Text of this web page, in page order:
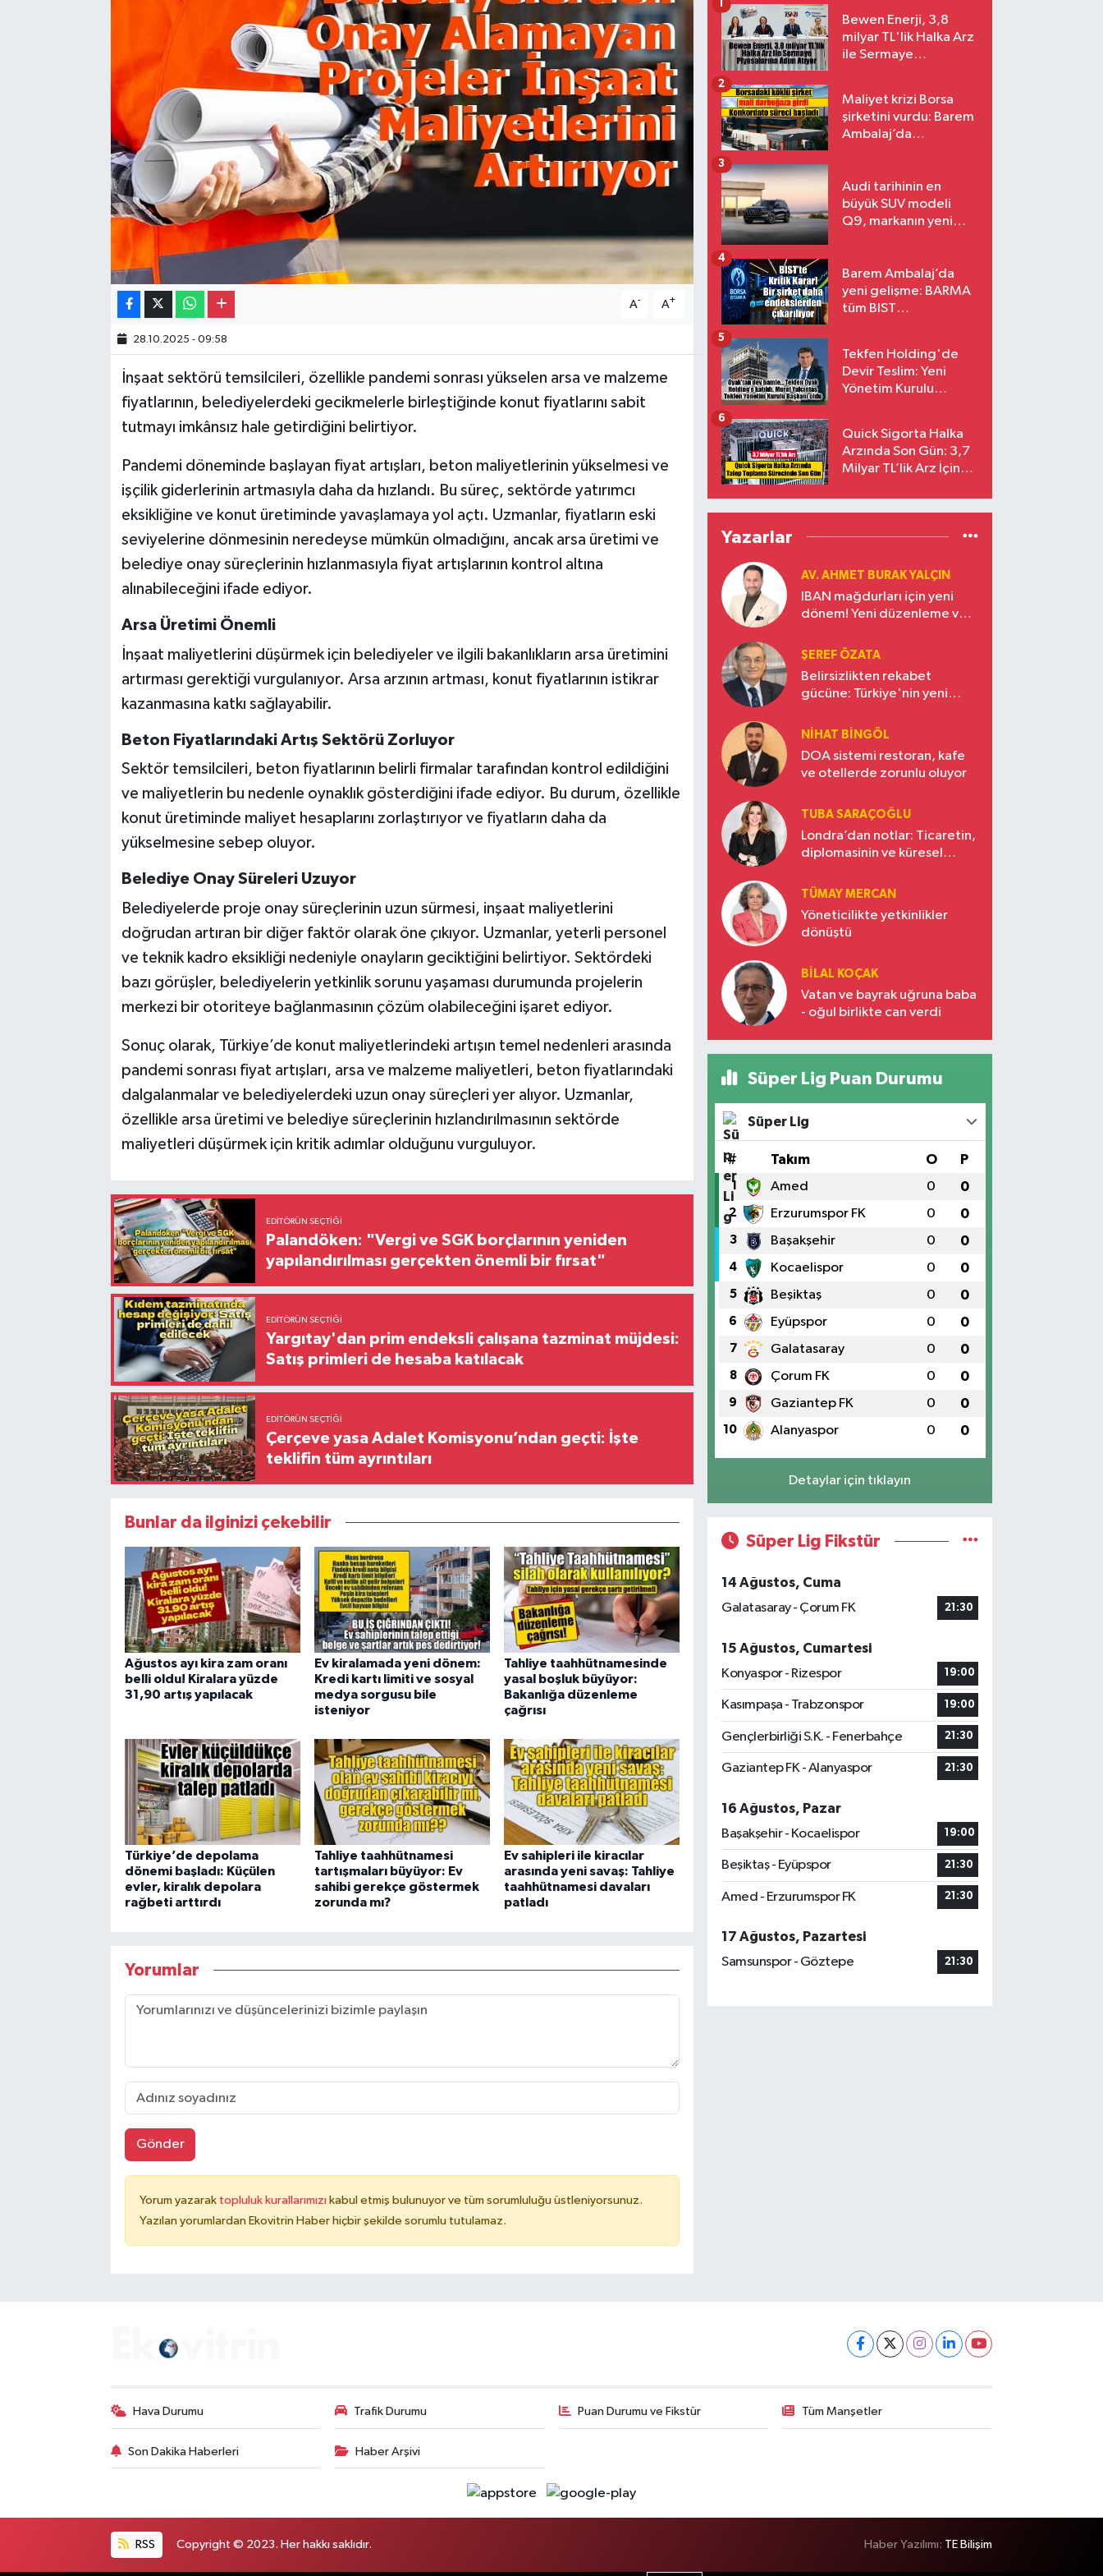
A- A+
28.10.2025 - 09:58
İnşaat sektörü temsilcileri, özellikle pandemi sonrası yükselen arsa ve malzeme
fiyatlarının, belediyelerdeki gecikmelerle birleştiğinde konut fiyatlarını sabit
tutmayı imkânsız hale getirdiğini belirtiyor.
Pandemi döneminde başlayan fiyat artışları, beton maliyetlerinin yükselmesi ve
işçilik giderlerinin artmasıyla daha da hızlandı. Bu süreç, sektörde yatırımcı
eksikliğine ve konut üretiminde yavaşlamaya yol açtı. Uzmanlar, fiyatların eski
seviyelerine dönmesinin neredeyse mümkün olmadığını, ancak arsa üretimi ve
belediye onay süreçlerinin hızlanmasıyla fiyat artışlarının kontrol altına
alınabileceğini ifade ediyor.
Arsa Üretimi Önemli
İnşaat maliyetlerini düşürmek için belediyeler ve ilgili bakanlıkların arsa üretimini
artırması gerektiği vurgulanıyor. Arsa arzının artması, konut fiyatlarının istikrar
kazanmasına katkı sağlayabilir.
Beton Fiyatlarındaki Artış Sektörü Zorluyor
Sektör temsilcileri, beton fiyatlarının belirli firmalar tarafından kontrol edildiğini
ve maliyetlerin bu nedenle oynaklık gösterdiğini ifade ediyor. Bu durum, özellikle
konut üretiminde maliyet hesaplarını zorlaştırıyor ve fiyatların daha da
yükselmesine sebep oluyor.
Belediye Onay Süreleri Uzuyor
Belediyelerde proje onay süreçlerinin uzun sürmesi, inşaat maliyetlerini
doğrudan artıran bir diğer faktör olarak öne çıkıyor. Uzmanlar, yeterli personel
ve teknik kadro eksikliği nedeniyle onayların geciktiğini belirtiyor. Sektördeki
bazı görüşler, belediyelerin yetkinlik sorunu yaşaması durumunda projelerin
merkezi bir otoriteye bağlanmasının çözüm olabileceğini işaret ediyor.
Sonuç olarak, Türkiye’de konut maliyetlerindeki artışın temel nedenleri arasında
pandemi sonrası fiyat artışları, arsa ve malzeme maliyetleri, beton fiyatlarındaki
dalgalanmalar ve belediyelerdeki uzun onay süreçleri yer alıyor. Uzmanlar,
özellikle arsa üretimi ve belediye süreçlerinin hızlandırılmasının sektörde
maliyetleri düşürmek için kritik adımlar olduğunu vurguluyor.
EDITÖRÜN SEÇTIĞI
Palandöken: "Vergi ve SGK borçlarının yeniden
yapılandırılması gerçekten önemli bir fırsat"
EDITÖRÜN SEÇTIĞI
Yargıtay'dan prim endeksli çalışana tazminat müjdesi:
Satış primleri de hesaba katılacak
EDITÖRÜN SEÇTIĞI
Çerçeve yasa Adalet Komisyonu’ndan geçti: İşte
teklifin tüm ayrıntıları
Bunlar da ilginizi çekebilir
Ağustos ayı kira zam oranı
belli oldu! Kiralara yüzde
31,90 artış yapılacak
Ev kiralamada yeni dönem:
Kredi kartı limiti ve sosyal
medya sorgusu bile
isteniyor
Tahliye taahhütnamesinde
yasal boşluk büyüyor:
Bakanlığa düzenleme
çağrısı
Türkiye’de depolama
dönemi başladı: Küçülen
evler, kiralık depolara
rağbeti arttırdı
Tahliye taahhütnamesi
tartışmaları büyüyor: Ev
sahibi gerekçe göstermek
zorunda mı?
Ev sahipleri ile kiracılar
arasında yeni savaş: Tahliye
taahhütnamesi davaları
patladı
Yorumlar
Gönder
Yorum yazarak topluluk kurallarımızı kabul etmiş bulunuyor ve tüm sorumluluğu üstleniyorsunuz.
Yazılan yorumlardan Ekovitrin Haber hiçbir şekilde sorumlu tutulamaz.
Bewen Enerji, 3,8
milyar TL'lik Halka Arz
ile Sermaye
Maliyet krizi Borsa
şirketini vurdu: Barem
Ambalaj’da
2
Audi tarihinin en
büyük SUV modeli
Q9, markanın yeni
3
Barem Ambalaj’da
yeni gelişme: BARMA
tüm BIST
4
Tekfen Holding'de
Devir Teslim: Yeni
Yönetim Kurulu
5
Quick Sigorta Halka
Arzında Son Gün: 3,7
Milyar TL’lik Arz İçin
Eriyor
6
Yazarlar
AV. AHMET BURAK YALÇIN
IBAN mağdurları için yeni
dönem! Yeni düzenleme ve
ŞEREF ÖZATA
Belirsizlikten rekabet
gücüne: Türkiye'nin yeni
NIHAT BINGÖL
DOA sistemi restoran, kafe
ve otellerde zorunlu oluyor
TUBA SARAÇOĞLU
Londra’dan notlar: Ticaretin,
diplomasinin ve küresel
Türkiye’nin yükselen gücü
TÜMAY MERCAN
Yöneticilikte yetkinlikler
dönüştü
BILAL KOÇAK
Vatan ve bayrak uğruna baba
- oğul birlikte can verdi
Süper Lig Puan Durumu
Süper Lig
# Takım O P
1 Amed 0 0
2 Erzurumspor FK 0 0
3 Başakşehir 0 0
4 Kocaelispor 0 0
5 Beşiktaş 0 0
6 Eyüpspor 0 0
7 Galatasaray 0 0
8 Çorum FK 0 0
9 Gaziantep FK 0 0
10 Alanyaspor 0 0
Detaylar için tıklayın
Süper Lig Fikstür
14 Ağustos, Cuma
Galatasaray - Çorum FK
21:30
15 Ağustos, Cumartesi
Konyaspor - Rizespor
19:00
Kasımpaşa - Trabzonspor 19:00
Gençlerbirliği S.K. - Fenerbahçe 21:30
Gaziantep FK - Alanyaspor 21:30
16 Ağustos, Pazar
Başakşehir - Kocaelispor
19:00
Beşiktaş - Eyüpspor 21:30
Amed - Erzurumspor FK 21:30
17 Ağustos, Pazartesi
Samsunspor - Göztepe
21:30
Hava Durumu Trafik Durumu Puan Durumu ve Fikstür Tüm Manşetler
Son Dakika Haberleri Haber Arşivi
RSS Copyright © 2023. Her hakkı saklıdır. Haber Yazılımı: TE Bilişim